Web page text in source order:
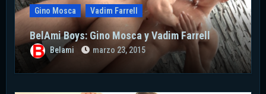
Gino Mosca Vadim Farrell
BelAmi Boys: Gino Mosca y Vadim Farrell
Belami marzo 23, 2015